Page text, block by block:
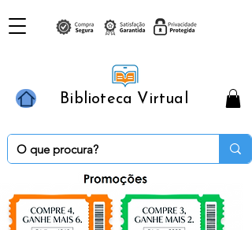
Biblioteca Virtual